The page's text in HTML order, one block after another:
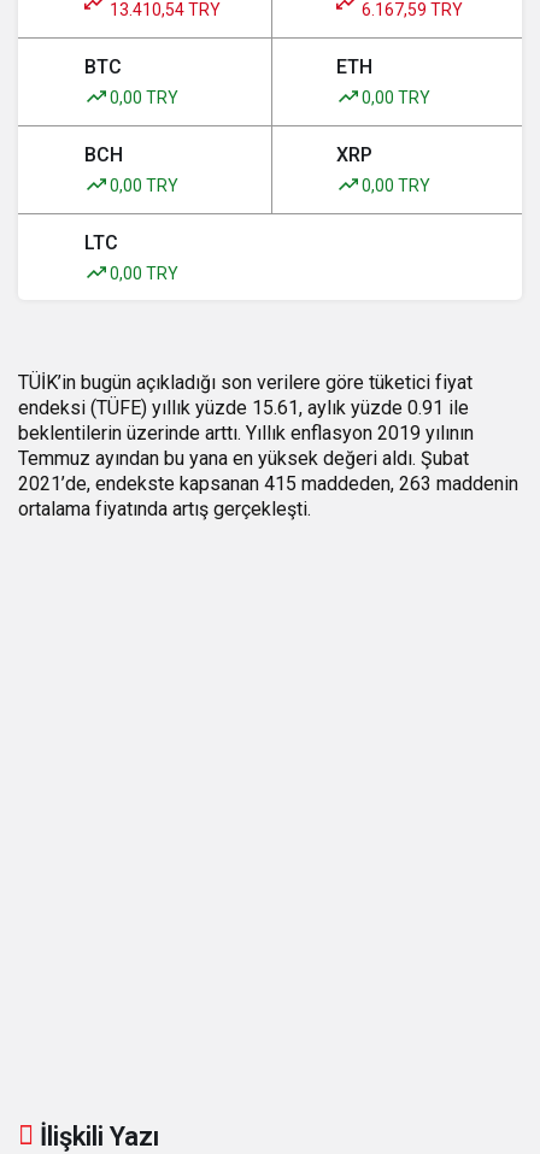
13.410,54 TRY 6.167,59 TRY
BTC
0,00 TRY
ETH
0,00 TRY
BCH
0,00 TRY
XRP
0,00 TRY
LTC
0,00 TRY
TÜİK’in bugün açıkladığı son verilere göre tüketici fiyat
endeksi (TÜFE) yıllık yüzde 15.61, aylık yüzde 0.91 ile
beklentilerin üzerinde arttı. Yıllık enflasyon 2019 yılının
Temmuz ayından bu yana en yüksek değeri aldı. Şubat
2021’de, endekste kapsanan 415 maddeden, 263 maddenin
ortalama fiyatında artış gerçekleşti.
İlişkili Yazı